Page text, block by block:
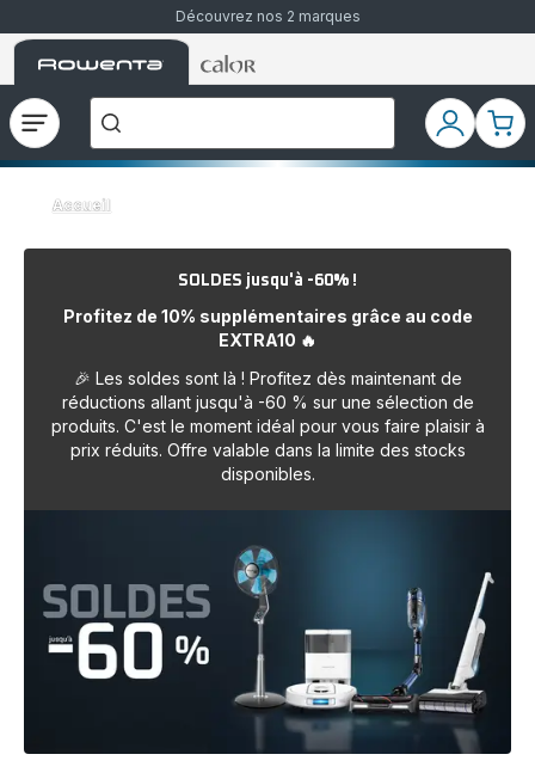
Découvrez nos 2 marques
Accueil
Rowenta
Accueil
Rowenta
Ouvrir
le
recherchez-
vous
Mon
compte
Mon
Accueil
SOLDES jusqu'à -60% !
Profitez de 10% supplémentaires grâce au code
EXTRA10 🔥
🎉 Les soldes sont là ! Profitez dès maintenant de
réductions allant jusqu'à -60 % sur une sélection de
produits. C'est le moment idéal pour vous faire plaisir à
prix réduits. Offre valable dans la limite des stocks
disponibles.